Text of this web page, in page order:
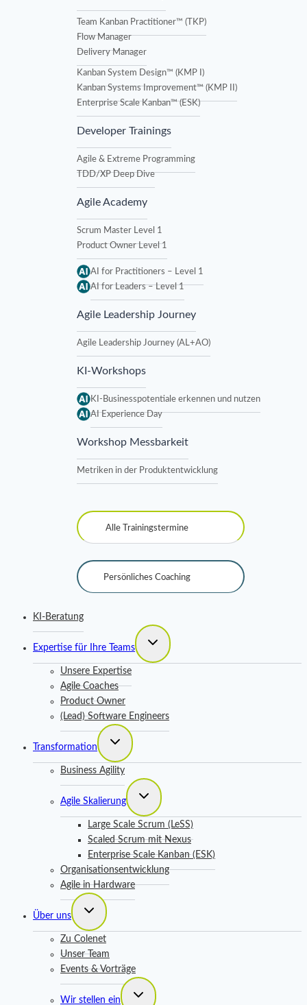
Team Kanban Practitioner™ (TKP)
Flow Manager
Delivery Manager
Kanban System Design™ (KMP I)
Kanban Systems Improvement™ (KMP II)
Enterprise Scale Kanban™ (ESK)
Developer Trainings
Agile & Extreme Programming
TDD/XP Deep Dive
Agile Academy
Scrum Master Level 1
Product Owner Level 1
AI for Practitioners – Level 1
AI for Leaders – Level 1
Agile Leadership Journey
Agile Leadership Journey (AL+AO)
KI-Workshops
KI-Businesspotentiale erkennen und nutzen
AI Experience Day
Workshop Messbarkeit
Metriken in der Produktentwicklung
Alle Trainingstermine
Persönliches Coaching
KI-Beratung
Expertise für Ihre Teams
Untermenü
umschalten
Unsere Expertise
Agile Coaches
Product Owner
(Lead) Software Engineers
Transformation
Untermenü
umschalten
Business Agility
Agile Skalierung
Untermenü
umschalten
Large Scale Scrum (LeSS)
Scaled Scrum mit Nexus
Enterprise Scale Kanban (ESK)
Organisationsentwicklung
Agile in Hardware
Über uns
Untermenü
umschalten
Zu Colenet
Unser Team
Events & Vorträge
Wir stellen ein
Untermenü